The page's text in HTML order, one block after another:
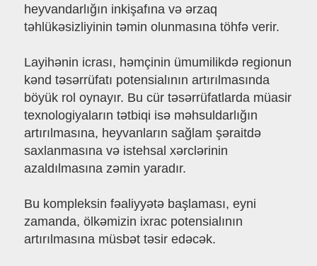
heyvandarlığın inkişafına və ərzaq
təhlükəsizliyinin təmin olunmasına töhfə verir.
Layihənin icrası, həmçinin ümumilikdə regionun
kənd təsərrüfatı potensialının artırılmasında
böyük rol oynayır. Bu cür təsərrüfatlarda müasir
texnologiyaların tətbiqi isə məhsuldarlığın
artırılmasına, heyvanların sağlam şəraitdə
saxlanmasına və istehsal xərclərinin
azaldılmasına zəmin yaradır.
Bu kompleksin fəaliyyətə başlaması, eyni
zamanda, ölkəmizin ixrac potensialının
artırılmasına müsbət təsir edəcək.